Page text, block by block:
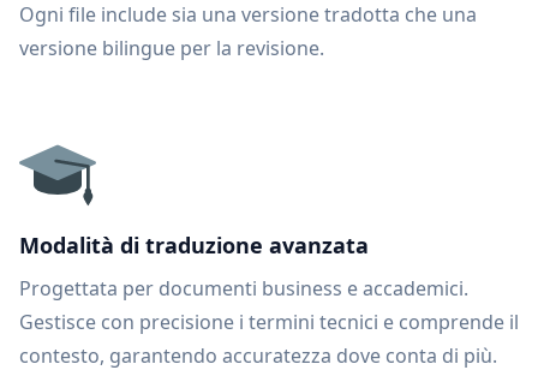
Ogni file include sia una versione tradotta che una
versione bilingue per la revisione.
Modalità di traduzione avanzata
Progettata per documenti business e accademici.
Gestisce con precisione i termini tecnici e comprende il
contesto, garantendo accuratezza dove conta di più.